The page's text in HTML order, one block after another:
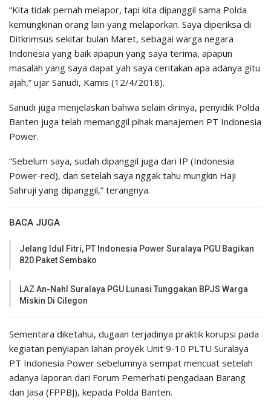
“Kita tidak pernah melapor, tapi kita dipanggil sama Polda
kemungkinan orang lain yang melaporkan. Saya diperiksa di
Ditkrimsus sekitar bulan Maret, sebagai warga negara
Indonesia yang baik apapun yang saya terima, apapun
masalah yang saya dapat yah saya ceritakan apa adanya gitu
ajah,” ujar Sanudi, Kamis (12/4/2018).
Sanudi juga menjelaskan bahwa selain dirinya, penyidik Polda
Banten juga telah memanggil pihak manajemen PT Indonesia
Power.
“Sebelum saya, sudah dipanggil juga dari IP (Indonesia
Power-red), dan setelah saya nggak tahu mungkin Haji
Sahruji yang dipanggil,” terangnya.
BACA JUGA
Jelang Idul Fitri, PT Indonesia Power Suralaya PGU Bagikan
820 Paket Sembako
LAZ An-Nahl Suralaya PGU Lunasi Tunggakan BPJS Warga
Miskin Di Cilegon
Sementara diketahui, dugaan terjadinya praktik korupsi pada
kegiatan penyiapan lahan proyek Unit 9-10 PLTU Suralaya
PT Indonesia Power sebelumnya sempat mencuat setelah
adanya laporan dari Forum Pemerhati pengadaan Barang
dan Jasa (FPPBJ), kepada Polda Banten.